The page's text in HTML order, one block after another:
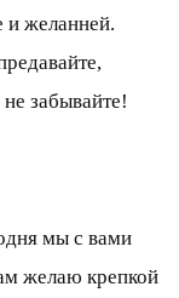
и желанней.
забывайте!
мы с вами
желаю крепкой